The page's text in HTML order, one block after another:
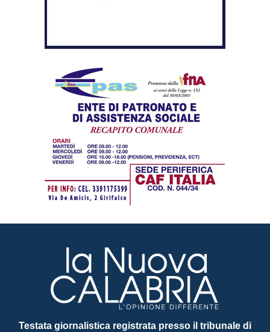
Testata giornalistica registrata presso il tribunale di